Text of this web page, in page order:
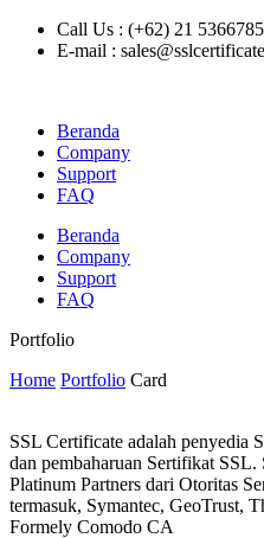
Call Us : (+62) 21
E-mail :
Beranda
Company
Support
FAQ
Beranda
Company
Support
FAQ
Portfolio
Home Portfolio Card
SSL Certificate adalah penyedia
dan pembaharuan Sertifikat
Platinum Partners dari Otoritas
termasuk, Symantec, GeoTrust,
Formely Comodo CA